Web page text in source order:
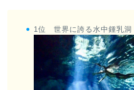
1位 世界に誇る水中鍾乳洞